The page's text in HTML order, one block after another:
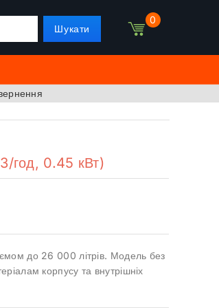
0
Шукати
год, 0.45 кВт)
до 26 000 літрів. Модель без
корпусу та внутрішніх